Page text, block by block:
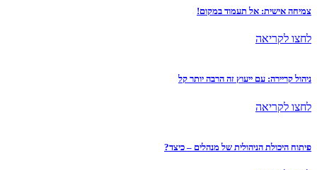
צמיחה אישית: אל תעמוד במקום!
לחצו לקריאה
ניהול קריירה: עם ייעוץ זה הרבה יותר קל
לחצו לקריאה
פיתוח היכולת הניהולית של מנהלים – כיצד?